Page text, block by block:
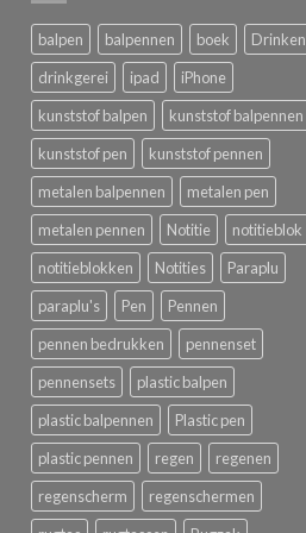
balpen balpennen boek
Drinken
drinkgerei
ipad
iPhone
kunststof balpen
kunststof balpennen
kunststof pen
kunststof pennen
metalen balpennen
metalen pen
metalen pennen
Notitie
notitieblok
notitieblokken
Notities
Paraplu
paraplu's
Pen
Pennen
pennen bedrukken
pennenset
pennensets
plastic balpen
plastic balpennen
Plastic pen
plastic pennen
regen
regenen
regenscherm
regenschermen